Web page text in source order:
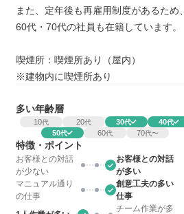
また、定年後も再雇用制度があるため、
60代・70代の社員も在籍しています。
喫煙所：喫煙所あり（屋内）
※建物内に喫煙所あり
多い年齢層
10代 20代 30代 40代
50代 60代 70代〜
特徴・ポイント
お客様との対話
が少ない
お客様との対話
が多い
マニュアル通り
の仕事
創意工夫の多い
仕事
チーム作業が多